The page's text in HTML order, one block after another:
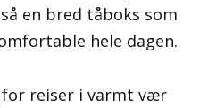
en bred tåboks som
hele dagen.
reiser i varmt vær